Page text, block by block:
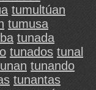
tumultúan
tumusa
tunada
tunados tunal
tunando
tunantas